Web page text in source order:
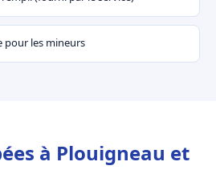
pour les mineurs
à Plouigneau et